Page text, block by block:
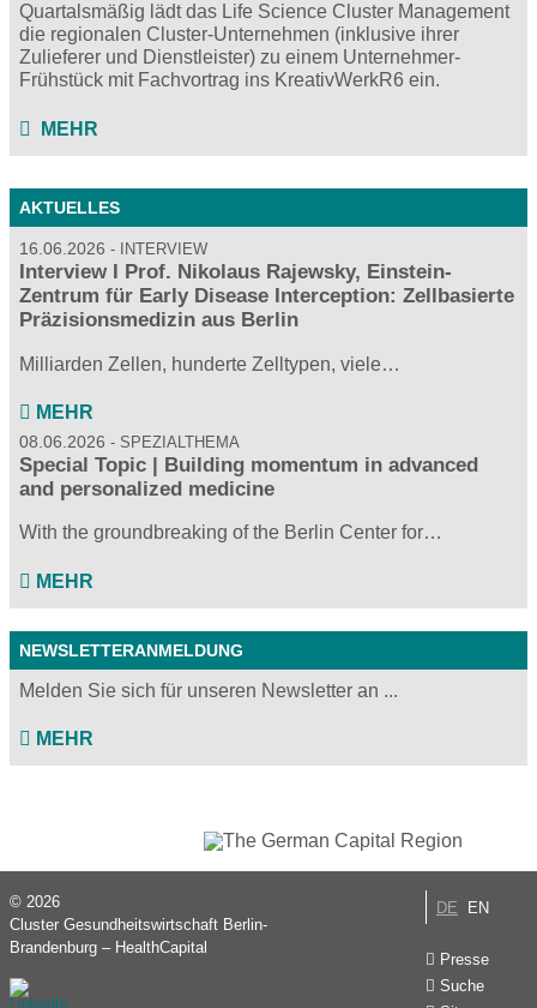
Quartalsmäßig lädt das Life Science Cluster Management
die regionalen Cluster-Unternehmen (inklusive ihrer
Zulieferer und Dienstleister) zu einem Unternehmer-
Frühstück mit Fachvortrag ins KreativWerkR6 ein.
MEHR
AKTUELLES
16.06.2026 INTERVIEW
Interview I Prof. Nikolaus Rajewsky, Einstein-
Zentrum für Early Disease Interception: Zellbasierte
Präzisionsmedizin aus Berlin
Milliarden Zellen, hunderte Zelltypen, viele…
MEHR
08.06.2026 SPEZIALTHEMA
Special Topic | Building momentum in advanced
and personalized medicine
With the groundbreaking of the Berlin Center for…
MEHR
NEWSLETTERANMELDUNG
Melden Sie sich für unseren Newsletter an ...
MEHR
DE EN
Presse
Suche
© 2026
Cluster Gesundheitswirtschaft Berlin-
Brandenburg – HealthCapital